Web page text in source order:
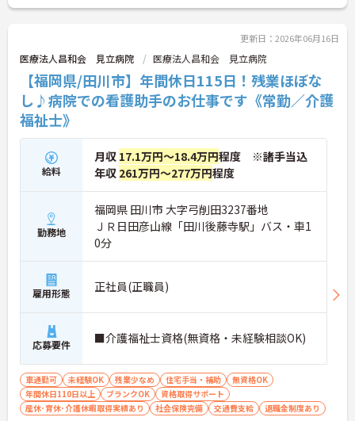
い！
更新日：2026年06月16日
医療法人昌和会 見立病院 医療法人昌和会 見立病院
【福岡県/田川市】年間休日115日！残業ほぼな
し♪病院での看護助手のお仕事です《常勤／介護
福祉士》
給料
月収 17.1万円～18.4万円程度 ※諸手当込
年収 261万円～277万円程度
勤務地
福岡県 田川市 大字弓削田3237番地
ＪＲ日田彦山線「田川後藤寺駅」バス・車1
0分
雇用形態 正社員(正職員)
応募要件 ■介護福祉士資格(無資格・未経験相談OK)
車通勤可 未経験OK 残業少なめ 住宅手当・補助
無資格OK
年間休日110日以上
ブランクOK
資格取得サポート
産休･育休･介護休暇取得実績あり
社会保険完備 交通費支給 退職金制度あり